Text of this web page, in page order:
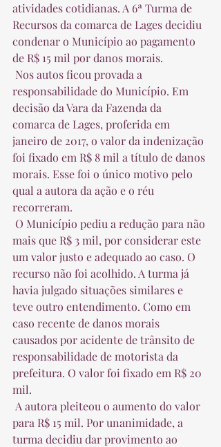
atividades cotidianas. A 6ª Turma de
Recursos da comarca de Lages decidiu
condenar o Município ao pagamento
de R$ 15 mil por danos morais.
responsabilidade do Município. Em
decisão da Vara da Fazenda da
comarca de Lages, proferida em
janeiro de 2017, o valor da indenização
foi fixado em R$ 8 mil a título de danos
morais. Esse foi o único motivo pelo
qual a autora da ação e o réu
recorreram.
mais que R$ 3 mil, por considerar este
um valor justo e adequado ao caso. O
recurso não foi acolhido. A turma já
havia julgado situações similares e
teve outro entendimento. Como em
caso recente de danos morais
causados por acidente de trânsito de
responsabilidade de motorista da
prefeitura. O valor foi fixado em R$ 20
mil.
para R$ 15 mil. Por unanimidade, a
turma decidiu dar provimento ao